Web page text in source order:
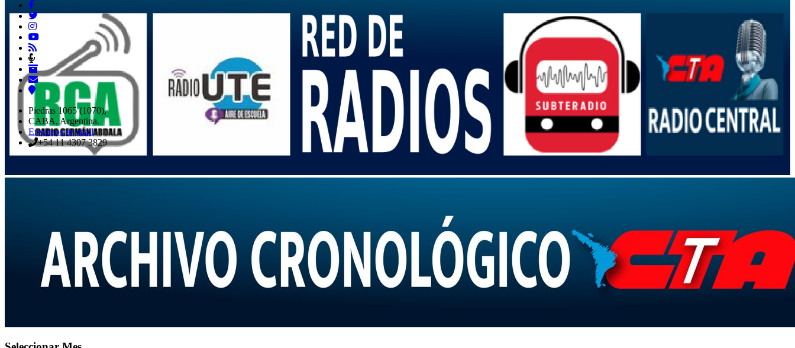
Piedras 1065 (1070),
CABA, Argentina.
Envianos un mail
+54 11 4307 3829